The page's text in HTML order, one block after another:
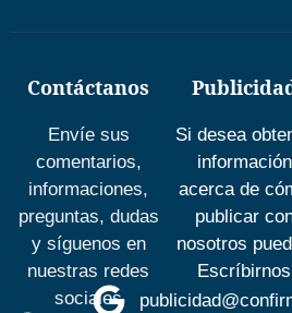
Contáctanos
Envíe sus
comentarios,
informaciones,
preguntas, dudas
y síguenos en
nuestras redes
sociales
Si desea
información
acerca de
publicar
nosotros
Escríbirnos